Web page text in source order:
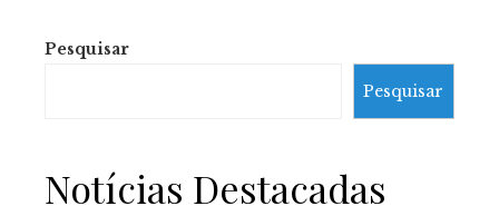
Pesquisar
Pesquisar
Notícias Destacadas